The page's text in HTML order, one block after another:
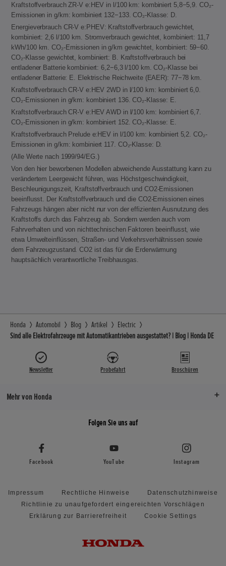
Kraftstoffverbrauch ZR-V e:HEV in l/100 km: kombiniert 5,8−5,9. CO₂-
Emissionen in g/km: kombiniert 132−133. CO₂-Klasse: D.
Energieverbrauch CR-V e:PHEV: Kraftstoffverbrauch gewichtet,
kombiniert: 2,6 l/100 km. Stromverbrauch gewichtet, kombiniert: 11,7
kWh/100 km. CO₂-Emissionen in g/km gewichtet, kombiniert: 59−60.
CO₂-Klasse gewichtet, kombiniert: B. Kraftstoffverbrauch bei
entladener Batterie kombiniert: 6,2−6,3 l/100 km. CO₂-Klasse bei
entladener Batterie: E. Elektrische Reichweite (EAER): 77−78 km.
Kraftstoffverbrauch CR-V e:HEV 2WD in l/100 km: kombiniert 6,0.
CO₂-Emissionen in g/km: kombiniert 136. CO₂-Klasse: E.
Kraftstoffverbrauch CR-V e:HEV AWD in l/100 km: kombiniert 6,7.
CO₂-Emissionen in g/km: kombiniert 152. CO₂-Klasse: E.
Kraftstoffverbrauch Prelude e:HEV in l/100 km: kombiniert 5,2. CO₂-
Emissionen in g/km: kombiniert 117. CO₂-Klasse: D.
(Alle Werte nach 1999/94/EG.)
Von den hier beworbenen Modellen abweichende Ausstattung kann zu
verändertem Leergewicht führen, was Höchstgeschwindigkeit,
Beschleunigungszeit, Kraftstoffverbrauch und CO2-Emissionen
beeinflusst. Der Kraftstoffverbrauch und die CO2-Emissionen eines
Fahrzeugs hängen aber nicht nur von der effizienten Ausnutzung des
Kraftstoffs durch das Fahrzeug ab. Sondern werden auch vom
Fahrverhalten und von nichttechnischen Faktoren beeinflusst, wie
etwa Umwelteinflüssen, Straßen- und Verkehrsverhältnissen sowie
dem Fahrzeugzustand. CO2 ist das für die Erderwärmung
hauptsächlich verantwortliche Treibhausgas.
Honda Automobil Blog Artikel
Electric
Sind alle Elektrofahrzeuge mit Automatikantrieben ausgestattet? | Blog | Honda DE
Newsletter Probefahrt Broschüren
Mehr von Honda
Folgen Sie uns auf
Facebook YouTube Instagram
Impressum Rechtliche Hinweise
Datenschutzhinweise
Richtlinie zu unaufgefordert eingereichten Vorschlägen
Erklärung zur Barrierefreiheit
Cookie Settings